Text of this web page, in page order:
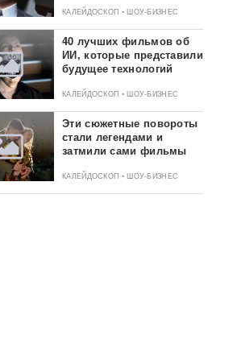
КАЛЕЙДОСКОП • ШОУ-БИЗНЕС
40 лучших фильмов об
ИИ, которые представили
будущее технологий
КАЛЕЙДОСКОП • ШОУ-БИЗНЕС
Эти сюжетные повороты
стали легендами и
затмили сами фильмы
КАЛЕЙДОСКОП • ШОУ-БИЗНЕС